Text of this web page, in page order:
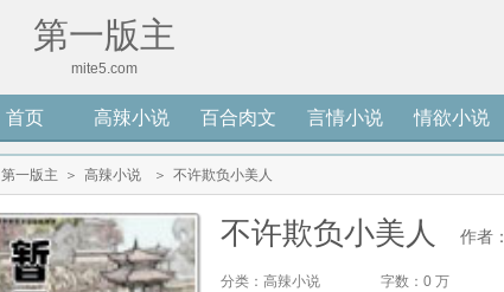
第一版主
mite5.com
首页 高辣小说 百合肉文 言情小说 情欲小说
第一版主 ＞ 高辣小说 ＞ 不许欺负小美人
不许欺负小美人 作者：
分类： 高辣小说 字数： 0 万